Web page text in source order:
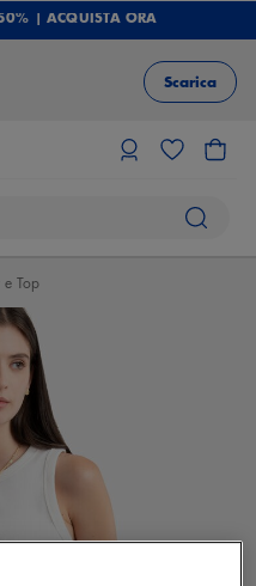
| ACQUISTA ORA
Scarica
e Top